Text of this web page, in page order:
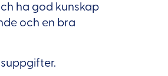
ha god kunskap
och en bra